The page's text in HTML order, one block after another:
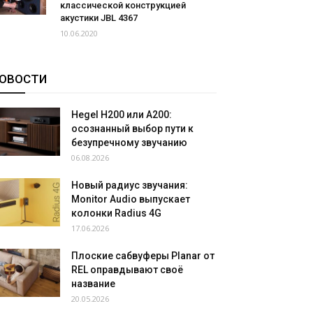
классической конструкцией
акустики JBL 4367
10.06.2020
Hegel H200 или A200:
осознанный выбор пути к
безупречному звучанию
06.08.2026
Новый радиус звучания:
Monitor Audio выпускает
колонки Radius 4G
17.06.2026
Плоские сабвуферы Planar от
REL оправдывают своё
название
20.05.2026